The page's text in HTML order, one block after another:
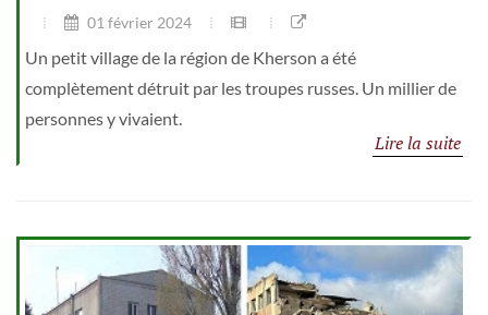
01 février 2024
Un petit village de la région de Kherson a été
complètement détruit par les troupes russes. Un millier de
personnes y vivaient.
Lire la suite